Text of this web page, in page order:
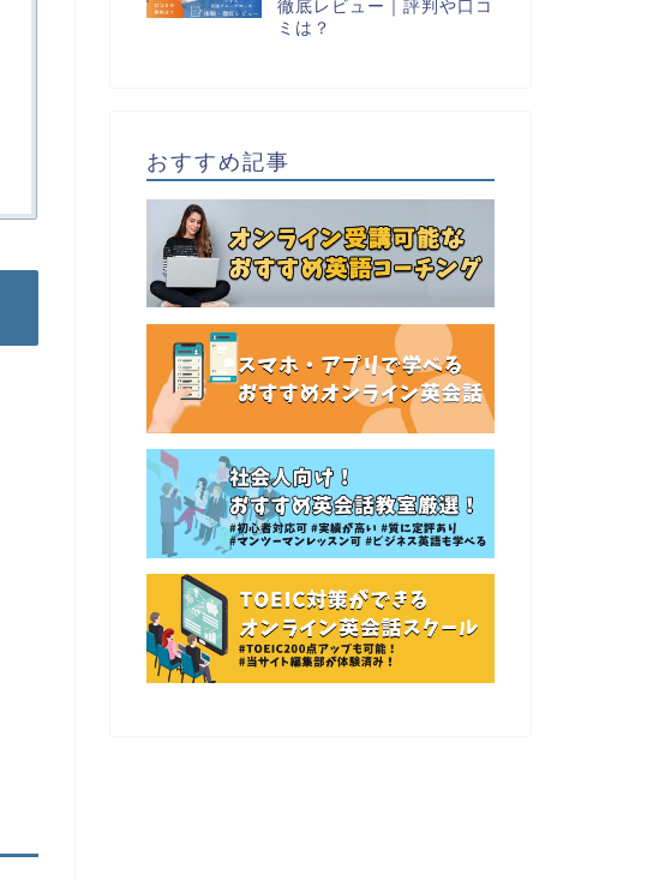
徹底レビュー｜評判や口コ
ミは？
おすすめ記事